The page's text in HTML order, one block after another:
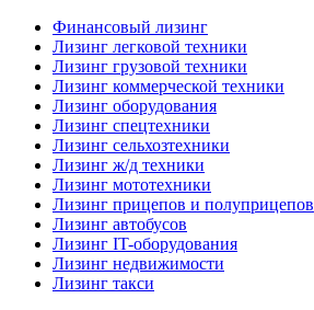
Финансовый лизинг
Лизинг легковой техники
Лизинг грузовой техники
Лизинг коммерческой техники
Лизинг оборудования
Лизинг спецтехники
Лизинг сельхозтехники
Лизинг ж/д техники
Лизинг мототехники
Лизинг прицепов и полуприцепов
Лизинг автобусов
Лизинг IT-оборудования
Лизинг недвижимости
Лизинг такси